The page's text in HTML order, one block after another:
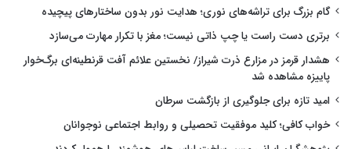
گام بزرگ برای تراشه‌های نوری؛ هدایت نور بدون ساختارهای پیچیده
برتری دست راست یا چپ ذاتی نیست؛ مغز با تکرار مهارت می‌سازد
هشدار قرمز در مزارع ذرت شیراز/ نخستین علائم آفت قرنطینه‌ای برگ‌خوار
پاییزه مشاهده شد
امید تازه برای جلوگیری از بازگشت سرطان
خواب کافی؛ کلید موفقیت تحصیلی و روابط اجتماعی نوجوانان